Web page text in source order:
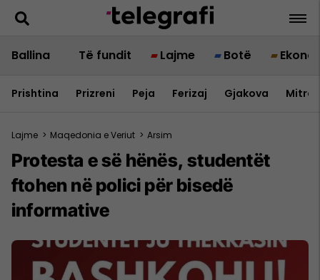
Ballina Të fundit Lajme Botë
Prishtina Prizreni Peja Ferizaj Gjakova
Lajme > Maqedonia e Veriut > Arsim
Protesta e së hënës, studentët
ftohen në polici për bisedë
informative